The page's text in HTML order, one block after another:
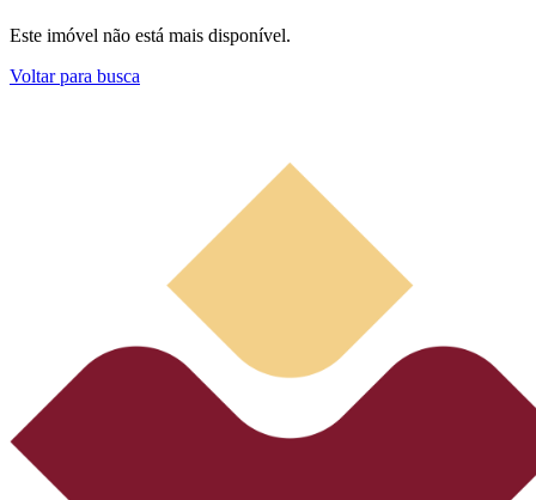
Este imóvel não está mais disponível.
Voltar para busca